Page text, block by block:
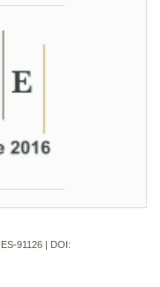
91126 | DOI: